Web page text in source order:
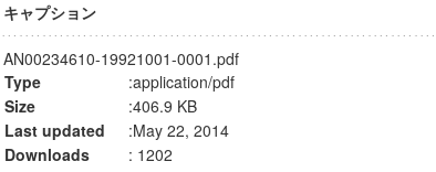
キャプション
AN00234610-19921001-0001.pdf
Type
:application/pdf
Size
:406.9 KB
Last updated
:May 22, 2014
Downloads
: 1202